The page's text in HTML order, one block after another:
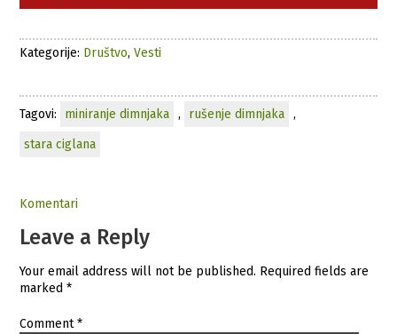
Kategorije: Društvo,Vesti
Tagovi: miniranje dimnjaka , rušenje dimnjaka
,
stara ciglana
Komentari
Leave a Reply
Your email address will not be published. Required fields are
marked*
Comment*